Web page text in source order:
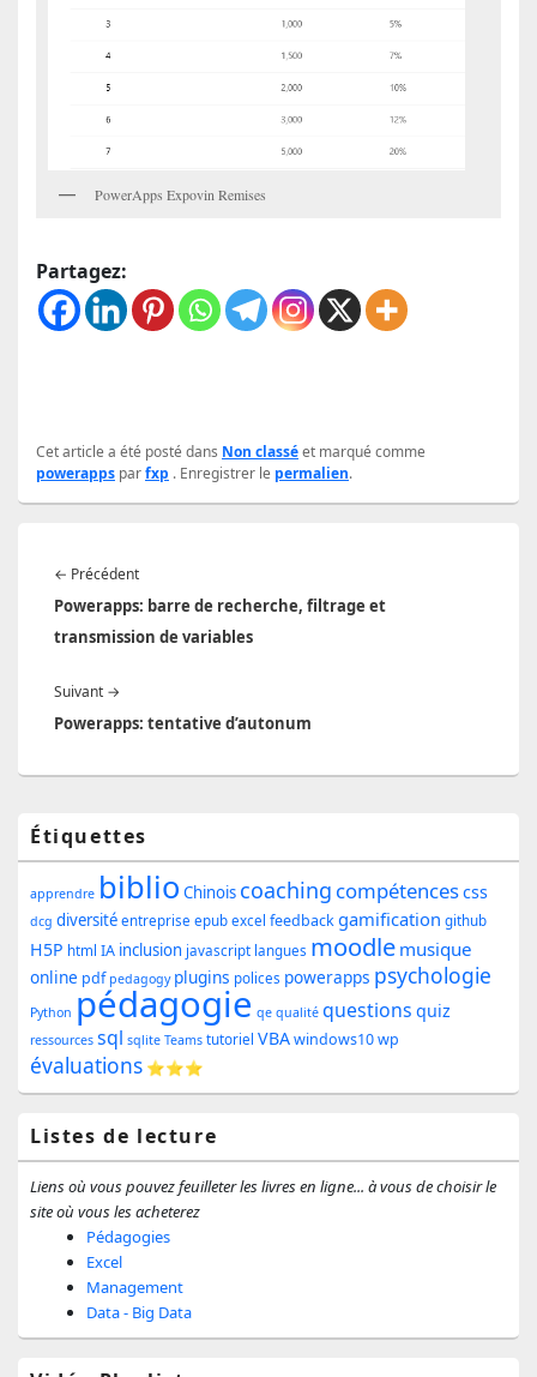
PowerApps Expovin Remises
Partagez:
Cet article a été posté dans Non classéet marqué comme
powerapps parfxp . Enregistrer le permalien.
de
l’article
← PrécédentArticle
précédent :
Powerapps: barre de recherche, filtrage et
transmission de variables
Suivant →
suivant :
Powerapps: tentative d’autonum
Zone
principale
de
widget
pour
la
barre
latérale
Étiquettes
apprendre biblio Chinois coaching compétencescss
dcg diversité entreprise epub excel feedbackgamification github
H5P html IA inclusion javascript langues moodle musique
online pdf pedagogy plugins polices powerapps psychologie
Python pédagogie qe qualité questions quiz
ressources sql sqlite Teams tutoriel VBAwindows10wp
évaluations ⭐⭐⭐
Listes de lecture
Liens où vous pouvez feuilleter les livres en ligne... à vous de choisir le
site où vous les acheterez
Pédagogies
Excel
Management
Data - Big Data